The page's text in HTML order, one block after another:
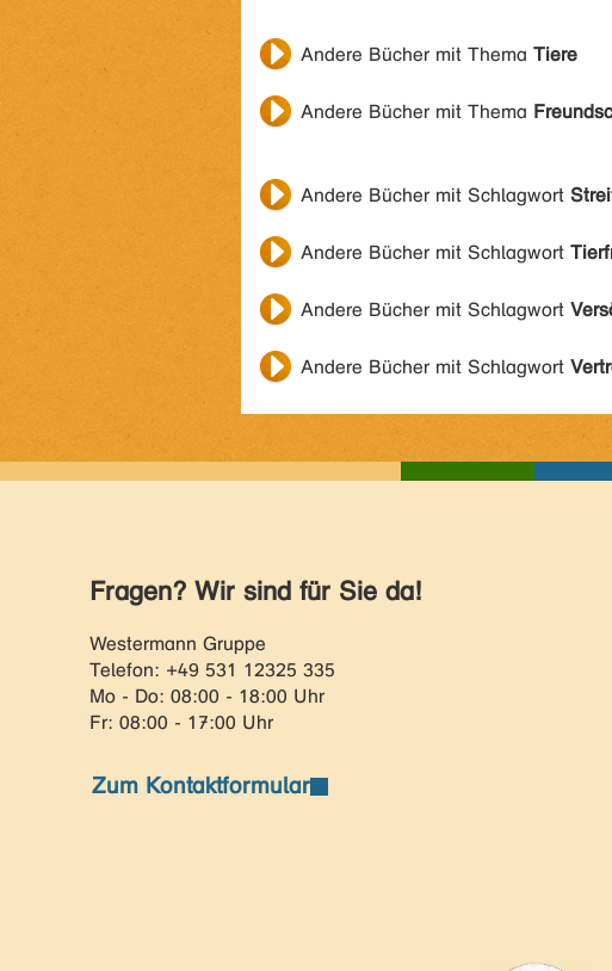
Andere Bücher mit Thema Tiere
Andere Bücher mit Thema
Andere Bücher mit Schlagwort
Andere Bücher mit Schlagwort
Andere Bücher mit Schlagwort
Andere Bücher mit Schlagwort